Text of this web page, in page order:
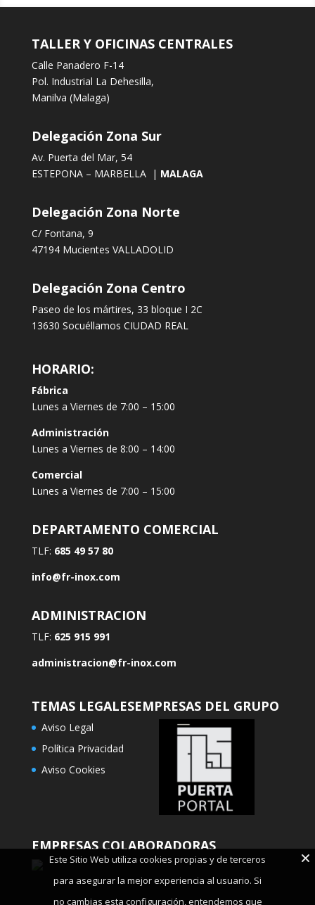
TALLER Y OFICINAS CENTRALES
Calle Panadero F-14
Pol. Industrial La Dehesilla,
Manilva (Malaga)
Delegación Zona Sur
Av. Puerta del Mar, 54
ESTEPONA – MARBELLA | MALAGA
Delegación Zona Norte
C/ Fontana, 9
47194 Mucientes VALLADOLID
Delegación Zona Centro
Paseo de los mártires, 33 bloque I 2C
13630 Socuéllamos CIUDAD REAL
HORARIO:
Fábrica
Lunes a Viernes de 7:00 – 15:00
Administración
Lunes a Viernes de 8:00 – 14:00
Comercial
Lunes a Viernes de 7:00 – 15:00
DEPARTAMENTO COMERCIAL
TLF: 685 49 57 80
info@fr-inox.com
ADMINISTRACION
TLF: 625 915 991
administracion@fr-inox.com
TEMAS LEGALES
Aviso Legal
Política Privacidad
Aviso Cookies
EMPRESAS DEL GRUPO
EMPRESAS COLABORADORAS
Este Sitio Web utiliza cookies propias y de terceros
para asegurar la mejor experiencia al usuario. Si
no cambias esta configuración, entendemos que